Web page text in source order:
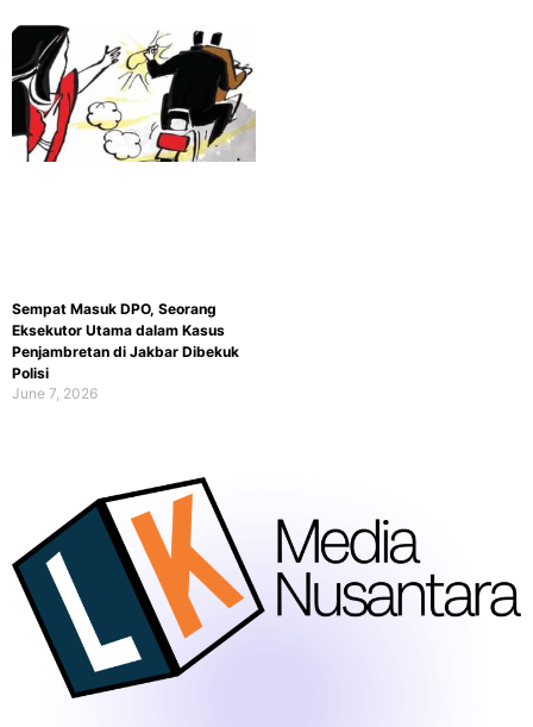
Sempat Masuk DPO, Seorang
Eksekutor Utama dalam Kasus
Penjambretan di Jakbar Dibekuk
Polisi
June 7, 2026